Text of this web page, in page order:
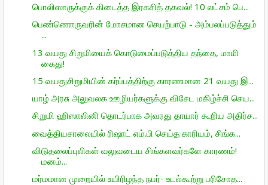
பொலிஸாருக்குக் கிடைத்த இரகசித் தகவல்! 10 லட்சம் பெ...
பெண்ணொருவரின் மோசமான செயற்பாடு - அம்பலப்படுத்தும்
...
13 வயது சிறுமியைக் கொடுமைப்படுத்திய தந்தை, மாமி
கைது!
15 வயதுசிறுமியின் கர்ப்பத்திற்கு காரணமான 21 வயது இ...
யாழ் அரசு அலுவலக ஊழியர்களுக்கு விசேட மகிழ்ச்சி செய...
சிறுமி ஹிஸாலினி தொடர்பாக அவரது தாயார் கூறிய அதிர்ச...
வைத்தியசாலையில் ரிஷாட் எம்.பி செய்த காரியம், சிங்க...
விடுதலைப்புலிகள் வலுவடைய சிங்களவர்களே காரணம்!
மனம்...
மர்மமான முறையில் உயிரிழந்த நபர்- உடல்கூற்று பரிசோத...